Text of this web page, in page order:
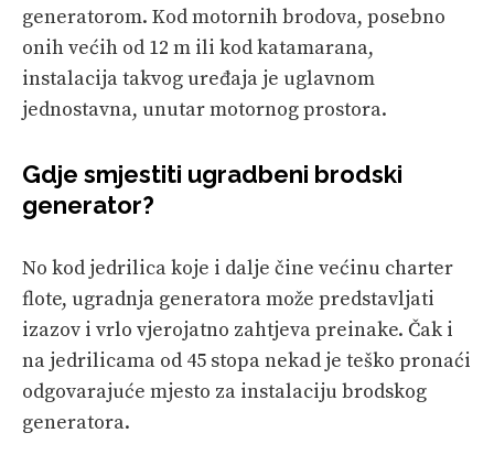
generatorom. Kod motornih brodova, posebno
onih većih od 12 m ili kod katamarana,
instalacija takvog uređaja je uglavnom
jednostavna, unutar motornog prostora.
Gdje smjestiti ugradbeni brodski
generator?
No kod jedrilica koje i dalje čine većinu charter
flote, ugradnja generatora može predstavljati
izazov i vrlo vjerojatno zahtjeva preinake. Čak i
na jedrilicama od 45 stopa nekad je teško pronaći
odgovarajuće mjesto za instalaciju brodskog
generatora.